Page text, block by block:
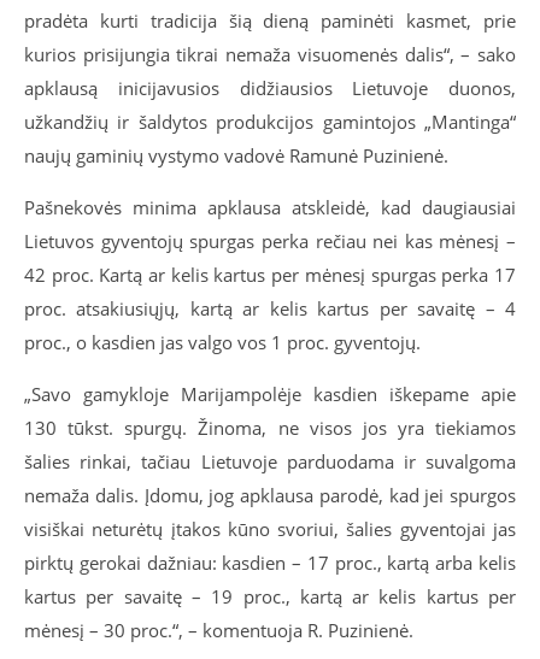
pradėta kurti tradicija šią dieną paminėti kasmet, prie
kurios prisijungia tikrai nemaža visuomenės dalis“, – sako
apklausą inicijavusios didžiausios Lietuvoje duonos,
užkandžių ir šaldytos produkcijos gamintojos „Mantinga“
naujų gaminių vystymo vadovė Ramunė Puzinienė.
Pašnekovės minima apklausa atskleidė, kad daugiausiai
Lietuvos gyventojų spurgas perka rečiau nei kas mėnesį –
42 proc. Kartą ar kelis kartus per mėnesį spurgas perka 17
proc. atsakiusiųjų, kartą ar kelis kartus per savaitę – 4
proc., o kasdien jas valgo vos 1 proc. gyventojų.
„Savo gamykloje Marijampolėje kasdien iškepame apie
130 tūkst. spurgų. Žinoma, ne visos jos yra tiekiamos
šalies rinkai, tačiau Lietuvoje parduodama ir suvalgoma
nemaža dalis. Įdomu, jog apklausa parodė, kad jei spurgos
visiškai neturėtų įtakos kūno svoriui, šalies gyventojai jas
pirktų gerokai dažniau: kasdien – 17 proc., kartą arba kelis
kartus per savaitę – 19 proc., kartą ar kelis kartus per
mėnesį – 30 proc.“, – komentuoja R. Puzinienė.